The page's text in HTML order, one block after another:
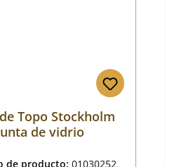
Topo Stockholm
de vidrio
de producto:01030252